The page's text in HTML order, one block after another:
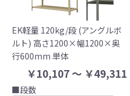
EK軽量 120kg/段 (アングルボ
ルト) 高さ1200×幅1200×奥
行600mm 単体
￥10,107 ～ ￥49,311
■段数